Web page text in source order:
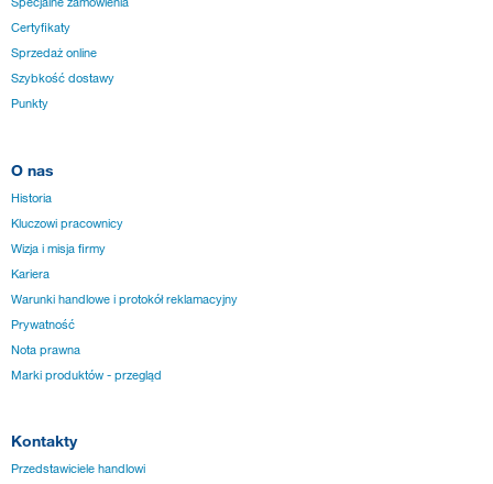
Certyfikaty
Sprzedaż online
Szybkość dostawy
Punkty
O nas
Historia
Kluczowi pracownicy
Wizja i misja firmy
Kariera
Warunki handlowe i protokół reklamacyjny
Prywatność
Nota prawna
Marki produktów - przegląd
Kontakty
Przedstawiciele handlowi